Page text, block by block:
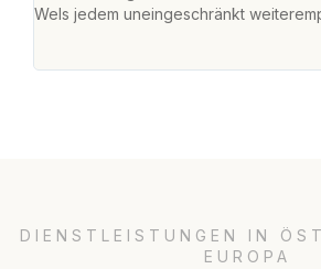
Wels jedem uneingeschränkt
DIENSTLEISTUNGEN IN
EUROPA